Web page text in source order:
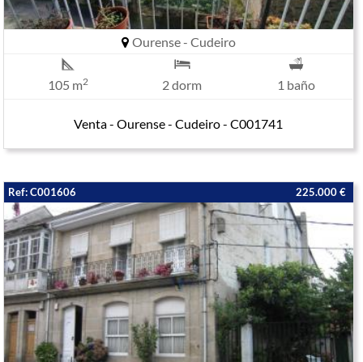
Ourense - Cudeiro
105 m2 2 dorm 1 baño
Venta - Ourense - Cudeiro - C001741
Ref: C001606 225.000 €